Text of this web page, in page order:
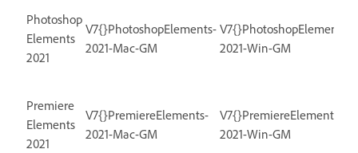
Photoshop
Elements
2021
V7{}PhotoshopElements-
2021-Mac-GM
V7{}PhotoshopElements-
2021-Win-GM
Premiere
Elements
2021
V7{}PremiereElements-
2021-Mac-GM
V7{}PremiereElements-
2021-Win-GM